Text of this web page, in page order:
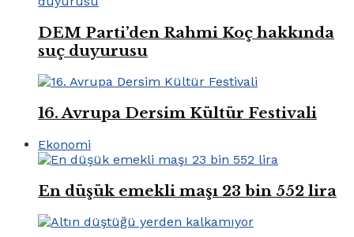
DEM Parti’den Rahmi Koç hakkında
suç duyurusu
16. Avrupa Dersim Kültür Festivali
Ekonomi
En düşük emekli maşı 23 bin 552 lira